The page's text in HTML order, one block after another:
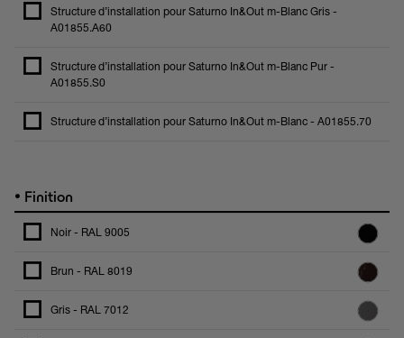
Structure d’installation pour Saturno In&Out m-Blanc Gris -
A01855.A60
Structure d’installation pour Saturno In&Out m-Blanc Pur -
A01855.S0
Structure d’installation pour Saturno In&Out m-Blanc - A01855.70
• Finition
Noir - RAL 9005
Brun - RAL 8019
Gris - RAL 7012